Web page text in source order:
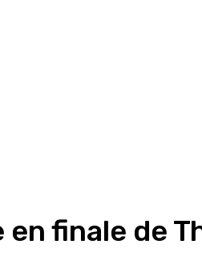
finale de